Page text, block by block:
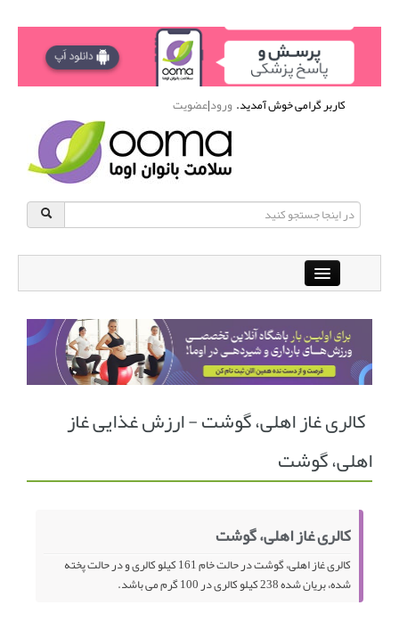
کاربر گرامی خوش آمدید.ورود|عضویت
باشگاه آنلاین ورزشی اوما
دانشنامه سلامت بانوان پرسش و پاسخ
انجمن متخصصین زنان و اوما انتخاب نام کودک
فهرست مواد غذایی
کالری غاز اهلی، گوشت - ارزش غذایی غاز
اهلی، گوشت
کالری غاز اهلی، گوشت
کالری غاز اهلی، گوشت در حالت خام 161 کیلو کالری و در حالت پخته
شده، بریان شده 238 کیلو کالری در 100 گرم می باشد.